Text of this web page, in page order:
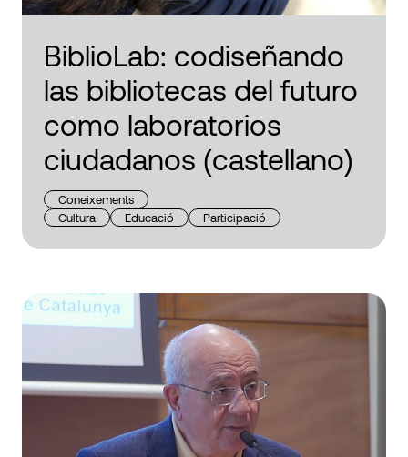
BiblioLab: codiseñando
las bibliotecas del futuro
como laboratorios
ciudadanos (castellano)
Coneixements
Cultura
Educació Participació